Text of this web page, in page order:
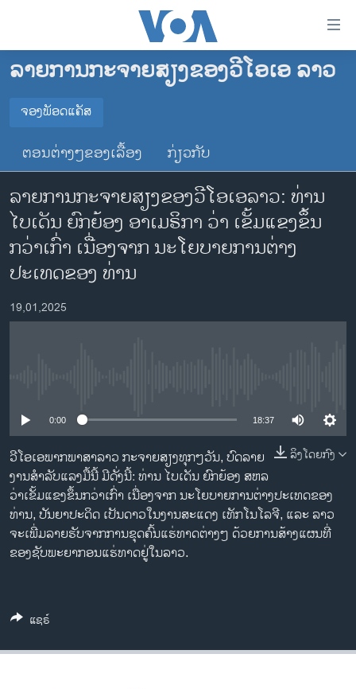
ເຂົ້າ
ຂ້າມ
ໄປ
ຊອກ
ຄົ້ນ
ໂຮມເພຈ
ລາວ
ອາເມຣິກາ
ການເລືອກຕັ້ງ ປະທານາທີບໍດີ ສະຫະລັດ 2024
ຂ່າວ​ຈີນ
ໂລກ
ເອເຊຍ
ອິດສະຫຼະພາບດ້ານການຂ່າວ
ຊີວິດຊາວລາວ
ພາສາອັງກິດ
ວີດີໂອ
ສຽງ
ລາຍການກະຈາຍສຽງ
ລາຍງານ
ຕິດຕາມພວກເຮົາ ທີ່
ລາຍການກະຈາຍສຽງຂອງວີໂອເອ ລາວ
ຈອງພັອດແຄັສ
ຈອງພັອດແຄັສ
YouTube
ຈອງ
ຕອນຕ່າງໆຂອງເລື້ອງ ກ່ຽວກັບ
ລາຍການກະຈາຍສຽງຂອງວີໂອເອລາວ: ທ່ານ
ໄບເດັນ ຍົກຍ້ອງ ອາເມຣິກາ ວ່າ ເຂັ້ມແຂງຂຶ້ນ
ກວ່າເກົ່າ ເນື່ອງຈາກ ນະໂຍບາຍການຕ່າງ
ປະເທດຂອງ ທ່ານ
19,01,2025
0:00 18:37
ລິງໂດຍກົງ
ວີໂອເອພາກພາສາລາວ ກະຈາຍສຽງທຸກໆວັນ, ບົດລາຍ
ງານສໍາລັບແລງມື້ນີ້ ມີດັ່ງນີ້: ທ່ານ ໄບເດັນ ຍົກຍ້ອງ ສຫລ
ວ່າເຂັ້ມແຂງຂຶ້ນກວ່າເກົ່າ ເນື່ອງຈາກ ນະໂຍບາຍການຕ່າງປະເທດຂອງ
ທ່ານ, ປັນຍາປະດິດ ເປັນດາວໃນງານສະແດງ ເທັກໂນໂລຈີ, ແລະ ລາວ
ຈະເພີ່ມລາຍຮັບຈາກການຂຸດຄົ້ນແຮ່ທາດຕ່າງໆ ດ້ວຍການສ້າງແຜນທີ່
ຂອງຊັບພະຍາກອນແຮ່ທາດຢູ່ໃນລາວ.
ແຊຣ໌